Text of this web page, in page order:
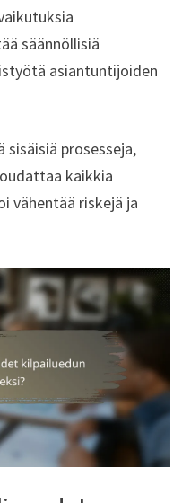
säännöllisiä
asiantuntijoiden
prosesseja,
kaikkia
vähentää riskejä ja